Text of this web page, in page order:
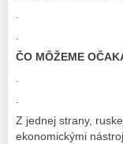
ČO MÔŽEME
.
.
Z jednej strany,
ekonomickými